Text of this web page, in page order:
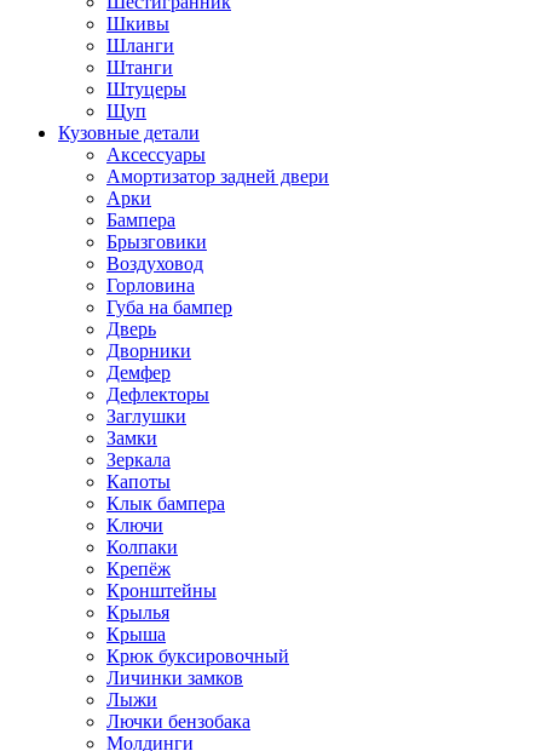
Шкивы
Шланги
Штанги
Штуцеры
Щуп
Кузовные детали
Аксессуары
Амортизатор задней двери
Арки
Бампера
Брызговики
Воздуховод
Горловина
Губа на бампер
Дверь
Дворники
Демфер
Дефлекторы
Заглушки
Замки
Зеркала
Капоты
Клык бампера
Ключи
Колпаки
Крепёж
Кронштейны
Крылья
Крыша
Крюк буксировочный
Личинки замков
Лыжи
Лючки бензобака
Молдинги